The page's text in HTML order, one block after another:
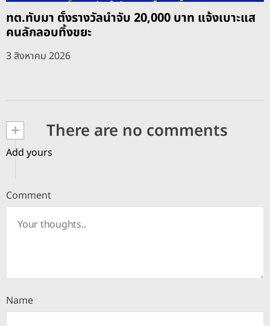
ทต.ทับมา ตั้งรางวัลนำจับ 20,000 บาท แจ้งเบาะแส
คนลักลอบทิ้งขยะ
3 สิงหาคม 2026
+ There are no comments
Add yours
Comment
Name